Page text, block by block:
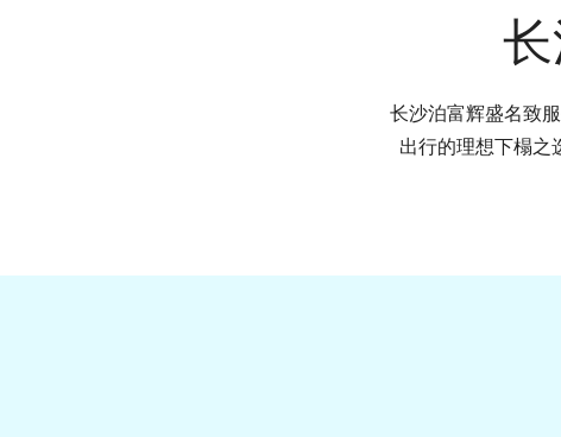
长沙泊富辉盛名致
出行的理想下榻之